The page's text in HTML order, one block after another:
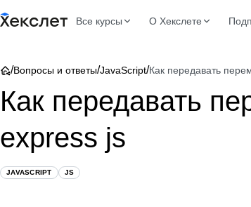
Все курсы О Хекслете
/Вопросы и ответы/JavaScript/Как передавать
Как передавать
express js
JAVASCRIPT JS